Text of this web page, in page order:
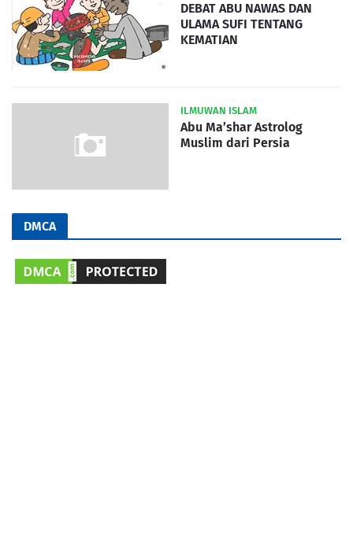
DEBAT ABU NAWAS DAN
ULAMA SUFI TENTANG
KEMATIAN
ILMUWAN ISLAM
Abu Ma’shar Astrolog
Muslim dari Persia
DMCA